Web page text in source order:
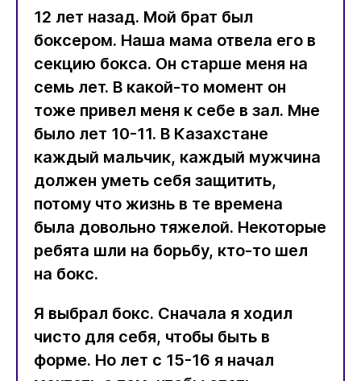
12 лет назад. Мой брат был
боксером. Наша мама отвела его в
секцию бокса. Он старше меня на
семь лет. В какой-то момент он
тоже привел меня к себе в зал. Мне
было лет 10-11. В Казахстане
каждый мальчик, каждый мужчина
должен уметь себя защитить,
потому что жизнь в те времена
была довольно тяжелой. Некоторые
ребята шли на борьбу, кто-то шел
на бокс.
Я выбрал бокс. Сначала я ходил
чисто для себя, чтобы быть в
форме. Но лет с 15-16 я начал